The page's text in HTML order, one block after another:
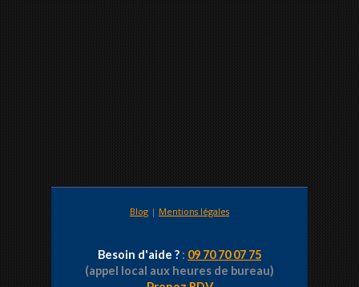
Blog | Mentions légales
Besoin d'aide ? : 09 70 70 07 75
(appel local aux heures de bureau)